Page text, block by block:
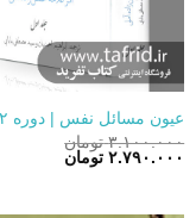
عیون مسائل نفس | دوره ۲ جلدی
۳.۱۰۰.۰۰۰ تومان
قیمت
۲.۷۹۰.۰۰۰ تومانقیمت